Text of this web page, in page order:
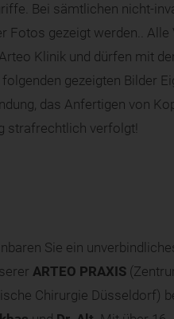
Bei sämtlichen nicht-
Fotos gezeigt werden.. Alle
Klinik und dürfen mit
gezeigten Bilder
das Anfertigen von
strafrechtlich verfolgt!
Sie ein
ARTEO PRAXIS
Chirurgie Düsseldorf)